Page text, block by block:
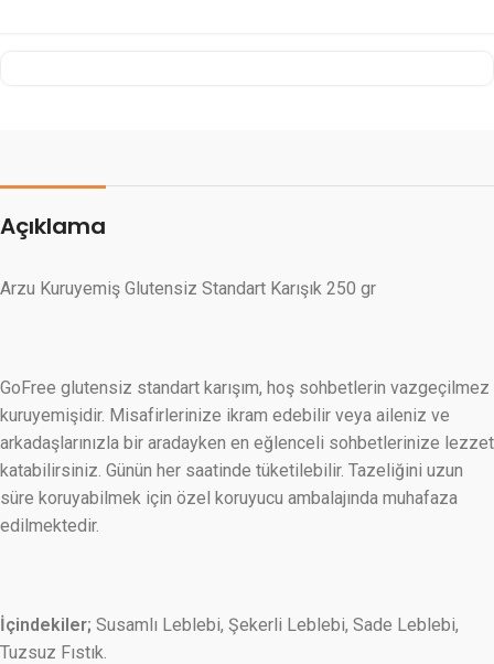
Açıklama
Arzu Kuruyemiş Glutensiz Standart Karışık 250 gr
GoFree glutensiz standart karışım, hoş sohbetlerin vazgeçilmez
kuruyemişidir. Misafirlerinize ikram edebilir veya aileniz ve
arkadaşlarınızla bir aradayken en eğlenceli sohbetlerinize lezzet
katabilirsiniz. Günün her saatinde tüketilebilir. Tazeliğini uzun
süre koruyabilmek için özel koruyucu ambalajında muhafaza
edilmektedir.
İçindekiler; Susamlı Leblebi, Şekerli Leblebi, Sade Leblebi,
Tuzsuz Fıstık.